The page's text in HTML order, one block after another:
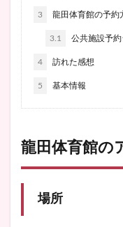
3 龍田体育館の予約
3.1 公共施設予約
4 訪れた感想
5 基本情報
龍田体育館の
場所